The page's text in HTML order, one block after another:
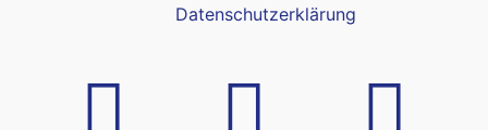
Datenschutzerklärung